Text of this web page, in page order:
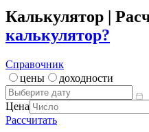
***
Доходность / дюрация
***
Калькулятор |
калькулятор?
Справочник
цены